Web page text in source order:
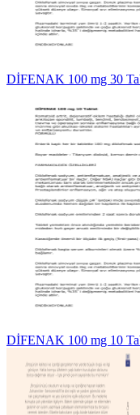
DİFENAK 100 mg 30
DİFENAK 100 mg 10